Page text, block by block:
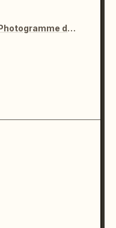
Image cinématographique / Photogramme de film